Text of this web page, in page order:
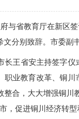
与省教育厅在新区
文分别致辞。市委副
王省安主持签字仪
职业教育改革、铜
整合，大大增强铜川
，促进铜川经济转